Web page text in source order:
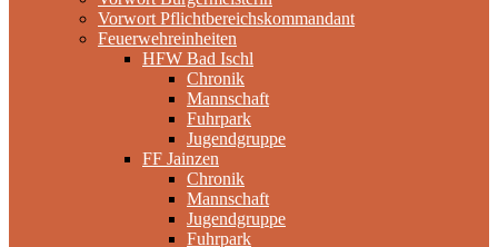
Vorwort Pflichtbereichskommandant
Feuerwehreinheiten
HFW Bad Ischl
Chronik
Mannschaft
Fuhrpark
Jugendgruppe
FF Jainzen
Chronik
Mannschaft
Jugendgruppe
Fuhrpark